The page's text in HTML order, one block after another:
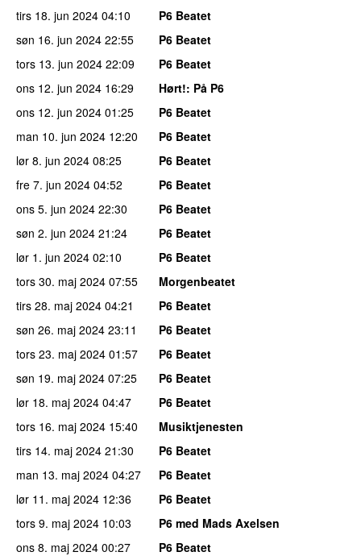
tirs 18. jun 2024 04:10
P6 Beatet
søn 16. jun 2024 22:55
P6 Beatet
tors 13. jun 2024 22:09
P6 Beatet
ons 12. jun 2024 16:29 Hørt!: På P6
ons 12. jun 2024 01:25
P6 Beatet
man 10. jun 2024 12:20
P6 Beatet
lør 8. jun 2024 08:25
P6 Beatet
fre 7. jun 2024 04:52
P6 Beatet
ons 5. jun 2024 22:30
P6 Beatet
søn 2. jun 2024 21:24
P6 Beatet
lør 1. jun 2024 02:10
P6 Beatet
tors 30. maj 2024 07:55
Morgenbeatet
tirs 28. maj 2024 04:21
P6 Beatet
søn 26. maj 2024 23:11
P6 Beatet
tors 23. maj 2024 01:57
P6 Beatet
søn 19. maj 2024 07:25
P6 Beatet
lør 18. maj 2024 04:47
P6 Beatet
tors 16. maj 2024 15:40
Musiktjenesten
tirs 14. maj 2024 21:30
P6 Beatet
man 13. maj 2024 04:27
P6 Beatet
lør 11. maj 2024 12:36
P6 Beatet
tors 9. maj 2024 10:03
P6 med Mads Axelsen
ons 8. maj 2024 00:27 P6 Beatet